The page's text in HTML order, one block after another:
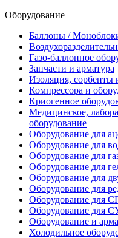
Оборудование
Баллоны /
Газо-баллонное
Запчасти и арматура
Изоляция, сорбенты
Компрессора и
Криогенное
Медицинское,
оборудование
Оборудование для
Оборудование для
Оборудование для
Оборудование для
Оборудование для
Оборудование для
Оборудование для
Оборудование для
Оборудование и
Холодильное